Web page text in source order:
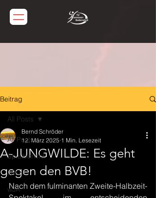
Beitrag
All Posts
Spielbericht
JBLH
wJA
All Posts
A-JUNGWILDE: Es geht
gegen den BVB!
Bernd Schröder
12. März 2025 1 Min. Lesezeit
Nach dem fulminanten Zweite-Halbzeit-